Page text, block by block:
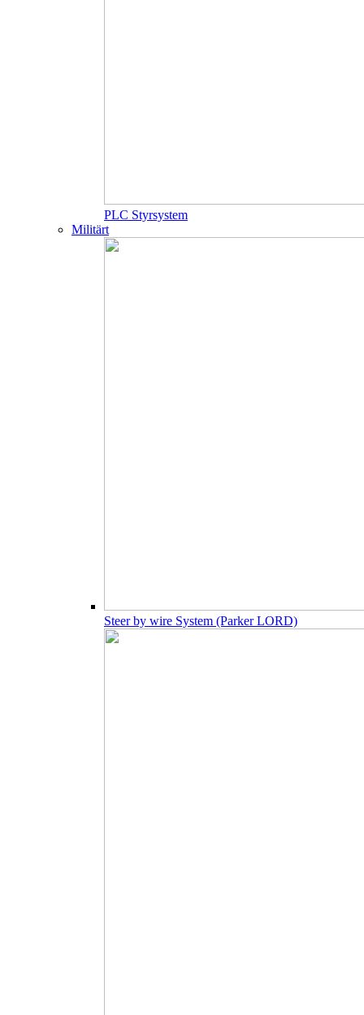
PLC Styrsystem
Militärt
Steer by wire System (Parker LORD)